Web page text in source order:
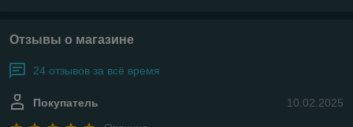
Отзывы о магазине
24 отзывов за всё время
10.02.2025
Покупатель